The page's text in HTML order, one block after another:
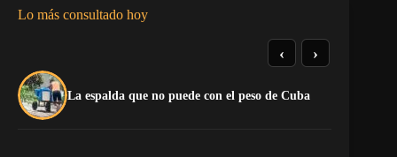
Lo más consultado hoy
La espalda que no puede con el peso de Cuba
‹ ›